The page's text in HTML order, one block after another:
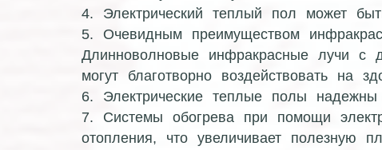
4. Электрический теплый пол может
5. Очевидным преимуществом
Длинноволновые инфракрасные лучи
могут благотворно воздействовать на
6. Электрические теплые полы
7. Системы обогрева при помощи
отопления, что увеличивает полезную